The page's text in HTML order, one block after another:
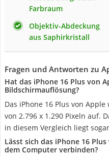
Farbraum
Objektiv-Abdeckung
aus Saphirkristall
Fragen und Antworten zu
Hat das iPhone 16 Plus von
Bildschirmauflösung?
Das iPhone 16 Plus von
von 2.796 x 1.290 Pixeln auf.
in diesem Vergleich liegt
Lässt sich das iPhone 16
dem Computer verbinden?